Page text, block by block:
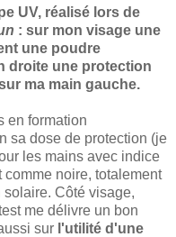
UV, réalisé lors de
: sur mon visage une
une poudre
droite une protection
ma main gauche.
en formation
sa dose de protection (je
les mains avec indice
noire, totalement
Côté visage,
me délivre un bon
sur l'utilité d'une